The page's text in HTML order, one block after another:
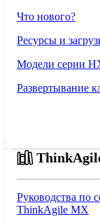
Что нового?
Ресурсы и
Модели серии
Развертывание
Руководства по
ThinkAgile MX